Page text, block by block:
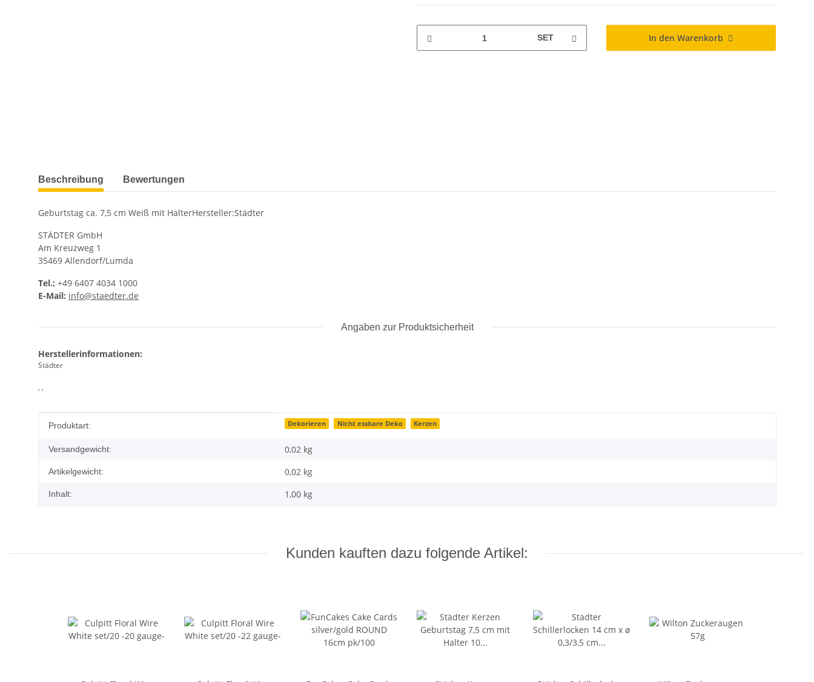
SET In den Warenkorb
weitere Registerkarten anzeigen
Beschreibung Bewertungen
Geburtstag ca. 7,5 cm Weiß mit HalterHersteller:Städter
STÄDTER GmbH
Am Kreuzweg 1
35469 Allendorf/Lumda
Tel.: +49 6407 4034 1000
E-Mail: info@staedter.de
Angaben zur Produktsicherheit
Herstellerinformationen:
Städter
, ,
Produkteigenschaft
Wert
Produktart: Dekorieren Nicht essbare Deko Kerzen
Versandgewicht: 0,02 kg
Artikelgewicht: 0,02 kg
Inhalt: 1,00 kg
Kunden kauften dazu folgende Artikel: